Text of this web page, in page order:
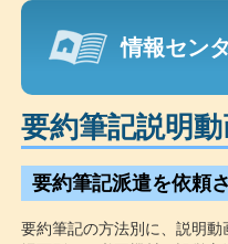
情報セン
要約筆記説明
要約筆記派遣を依頼
要約筆記の方法別に、説明動